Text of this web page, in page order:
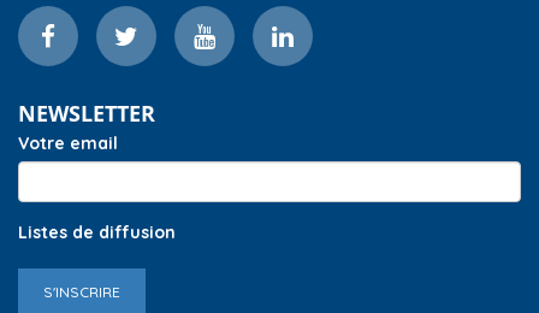
NEWSLETTER
Votre email
Listes de diffusion
S'INSCRIRE